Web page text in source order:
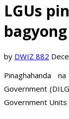
LGUs
by DWIZ 882
Pinaghahanda
Government
Government Units